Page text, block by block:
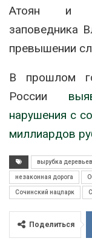
Атоян и
заповедника
превышении
В прошлом
России
нарушения с
миллиардов
вырубка деревьев
незаконная дорога
Сочинский нацпарк
Поделиться